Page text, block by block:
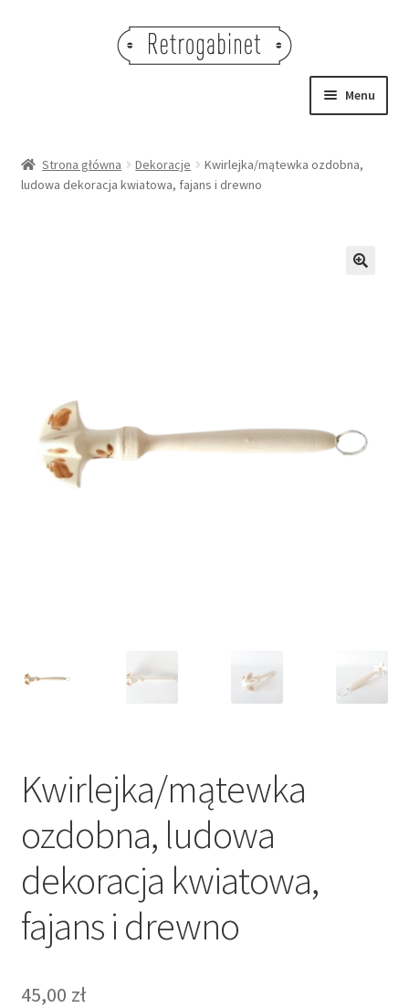
Menu
OBRAZY
VARIA
Strona główna Dekoracje
Kwirlejka/mątewka ozdobna,
ludowa dekoracja kwiatowa, fajans i drewno
Kwirlejka/mątewka
ozdobna, ludowa
dekoracja kwiatowa,
fajans i drewno
45,00 zł